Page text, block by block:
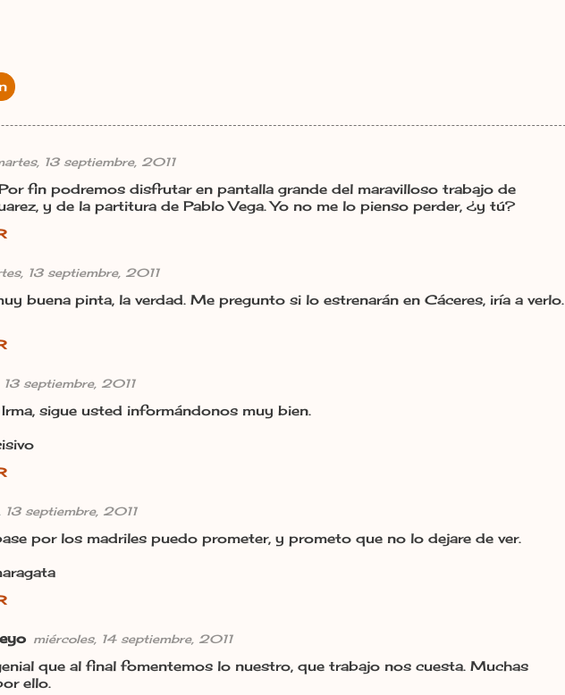
13 septiembre, 2011
fin podremos disfrutar en pantalla grande del maravilloso trabajo de
y de la partitura de Pablo Vega. Yo no me lo pienso perder, ¿y tú?
13 septiembre, 2011
buena pinta, la verdad. Me pregunto si lo estrenarán en Cáceres, iría a verlo.
13 septiembre, 2011
sigue usted informándonos muy bien.
13 septiembre, 2011
por los madriles puedo prometer, y prometo que no lo dejare de ver.
miércoles, 14 septiembre, 2011
que al final fomentemos lo nuestro, que trabajo nos cuesta. Muchas
ello.